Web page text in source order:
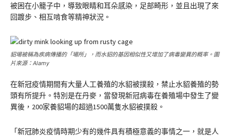
被困在小籠子中，導致眼睛和耳朵感染，足部畸形，並且出現了來
回踱步、相互啃食等精神狀況。
貂場被稱為疾病傳播的「場所」，而水貂的基因相似性又增加了病毒變異的概率。圖
片來源：Alamy
在新冠疫情期間有大量人工養殖的水貂被撲殺，禁止水貂養殖的勢
頭有所提升。特別是在丹麥，當發現新冠病毒在養殖場中發生了變
異後，200家養貂場的超過1500萬隻水貂被撲殺。
「新冠肺炎疫情時期少有的幾件具有積極意義的事情之一，就是人